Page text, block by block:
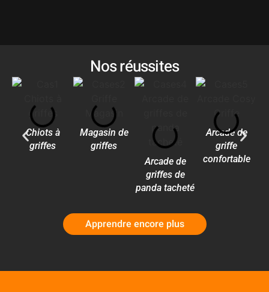
Nos réussites
Chiots à
griffes
Magasin de
griffes
Arcade de
griffes de
panda tacheté
Arcade de
griffe
confortable
Apprendre encore plus